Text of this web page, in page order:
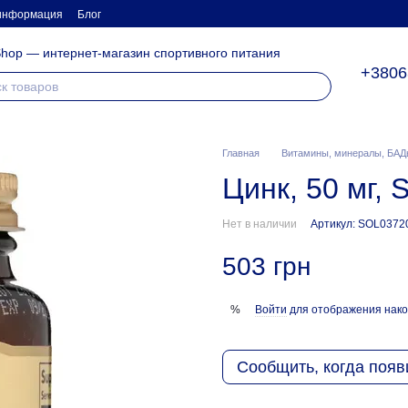
Блог
— интернет-магазин спортивного питания
Главная Витамины, минералы,
Цинк, 50 мг,
Нет в наличии Артикул:
503 грн
% Войти для отображения
Сообщить, когда